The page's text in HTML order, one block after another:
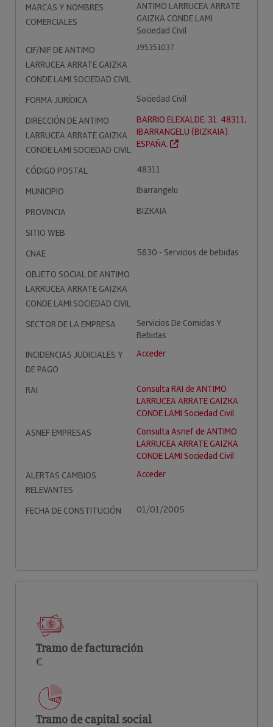
MARCAS Y NOMBRES
COMERCIALES
ANTIMO LARRUCEA ARRATE
GAIZKA CONDE LAMI
Sociedad Civil
CIF/NIF DE ANTIMO
LARRUCEA ARRATE GAIZKA
CONDE LAMI SOCIEDAD CIVIL
J95351037
FORMA JURÍDICA
Sociedad Civil
DIRECCIÓN DE ANTIMO
LARRUCEA ARRATE GAIZKA
CONDE LAMI SOCIEDAD CIVIL
BARRIO ELEXALDE, 31. 48311,
IBARRANGELU (BIZKAIA).
ESPAÑA.
CÓDIGO POSTAL
48311
MUNICIPIO
Ibarrangelu
PROVINCIA
BIZKAIA
SITIO WEB
CNAE
5630 - Servicios de bebidas
OBJETO SOCIAL DE ANTIMO
LARRUCEA ARRATE GAIZKA
CONDE LAMI SOCIEDAD CIVIL
SECTOR DE LA EMPRESA
Servicios De Comidas Y
Bebidas
INCIDENCIAS JUDICIALES Y
DE PAGO
Acceder
RAI
Consulta RAI de ANTIMO
LARRUCEA ARRATE GAIZKA
CONDE LAMI Sociedad Civil
ASNEF EMPRESAS
Consulta Asnef de ANTIMO
LARRUCEA ARRATE GAIZKA
CONDE LAMI Sociedad Civil
ALERTAS CAMBIOS
RELEVANTES
Acceder
FECHA DE CONSTITUCIÓN 01/01/2005
Tramo de facturación
€
Tramo de capital social